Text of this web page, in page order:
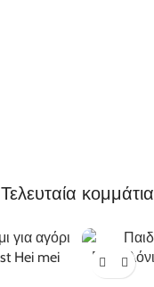
Τελευταία κομμάτια